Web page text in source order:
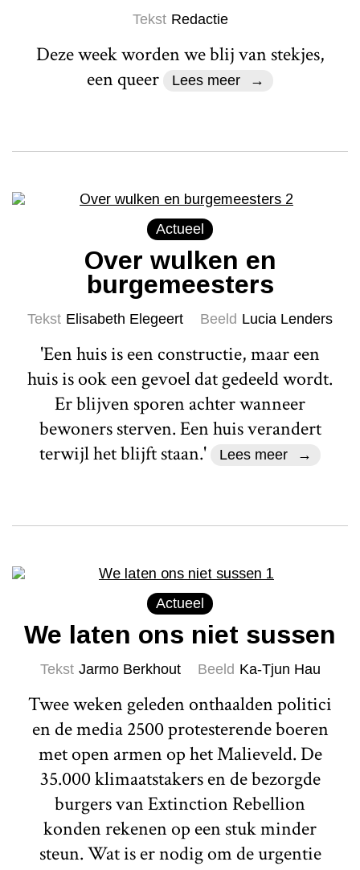
Tekst Redactie
Deze week worden we blij van stekjes,
een queer
Lees meer
Actueel
Over wulken en
burgemeesters
Tekst Elisabeth Elegeert Beeld Lucia Lenders
'Een huis is een constructie, maar een
huis is ook een gevoel dat gedeeld wordt.
Er blijven sporen achter wanneer
bewoners sterven. Een huis verandert
terwijl het blijft staan.'
Lees meer
Actueel
We laten ons niet sussen
Tekst Jarmo Berkhout Beeld Ka-Tjun Hau
Twee weken geleden onthaalden politici
en de media 2500 protesterende boeren
met open armen op het Malieveld. De
35.000 klimaatstakers en de bezorgde
burgers van Extinction Rebellion
konden rekenen op een stuk minder
steun. Wat is er nodig om de urgentie